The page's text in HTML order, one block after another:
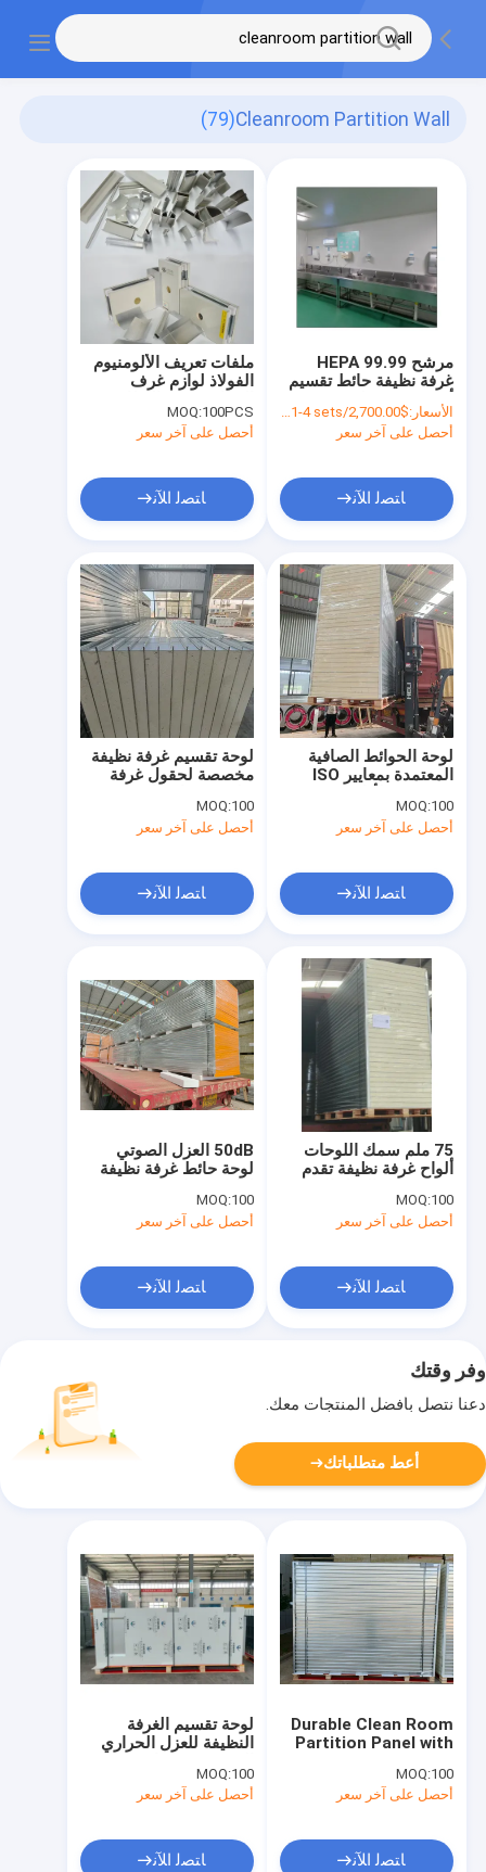
Cleanroom Partition Wall
(79)
ملفات تعريف الألومنيوم
الفولاذ لوازم غرف
الحائط الانقسام السقف
MOQ:100PCS
أحصل على آخر سعر
ﺎﺘﺼﻟ ﺍﻶﻧ
مرشح HEPA 99.99
غرفة نظيفة حائط تقسيم
أبيض غرفة نظيفة
مصنوعة مسبقًا
الأسعار:$2,700.00/sets 1-4 sets
أحصل على آخر سعر
ﺎﺘﺼﻟ ﺍﻶﻧ
لوحة تقسيم غرفة نظيفة
مخصصة لحقول غرفة
MOQ:100
أحصل على آخر سعر
ﺎﺘﺼﻟ ﺍﻶﻧ
لوحة الحوائط الصافية
المعتمدة بمعايير ISO
MOQ:100
أحصل على آخر سعر
ﺎﺘﺼﻟ ﺍﻶﻧ
50dB العزل الصوتي
لوحة حائط غرفة نظيفة
غرفة نظيفة
MOQ:100
أحصل على آخر سعر
ﺎﺘﺼﻟ ﺍﻶﻧ
75 ملم سمك اللوحات
ألواح غرفة نظيفة تقدم
مصممة للجدران غرفة
نظيفة السقوف وأنظمة
MOQ:100
أحصل على آخر سعر
ﺎﺘﺼﻟ ﺍﻶﻧ
وفر وقتك
دعنا نتصل بأفضل المنتجات معك.
أعط متطلباتك
لوحة تقسيم الغرفة
النظيفة للعزل الحراري
كيميائية وخصائص مقاومة
للأحماض والقلويات
MOQ:100
أحصل على آخر سعر
ﺎﺘﺼﻟ ﺍﻶﻧ
Durable Clean Room
Partition Panel with
Insulation and
Various Thickness
MOQ:100
أحصل على آخر سعر
ﺎﺘﺼﻟ ﺍﻶﻧ